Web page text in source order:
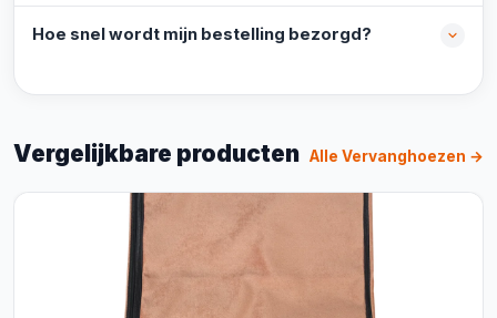
Hoe snel wordt mijn bestelling bezorgd?
Vergelijkbare producten Alle Vervanghoezen →